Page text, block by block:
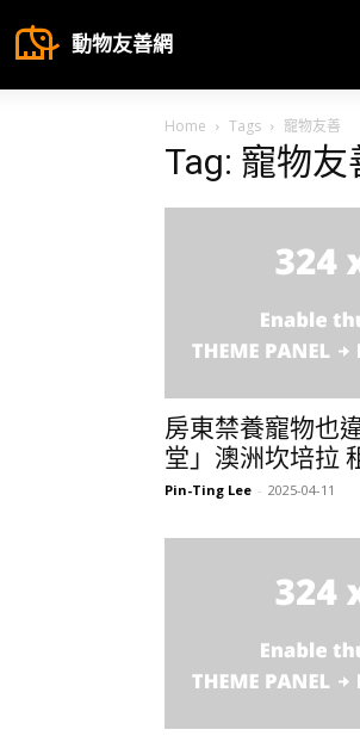
動物友善網
Home Tags 寵物友善
Tag: 寵物友
房東禁養寵物也
堂」澳洲坎培拉
Pin-Ting Lee - 2025-04-11